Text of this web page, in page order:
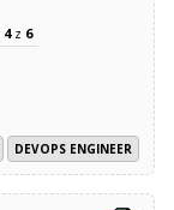
4z 6
DEVOPS ENGINEER